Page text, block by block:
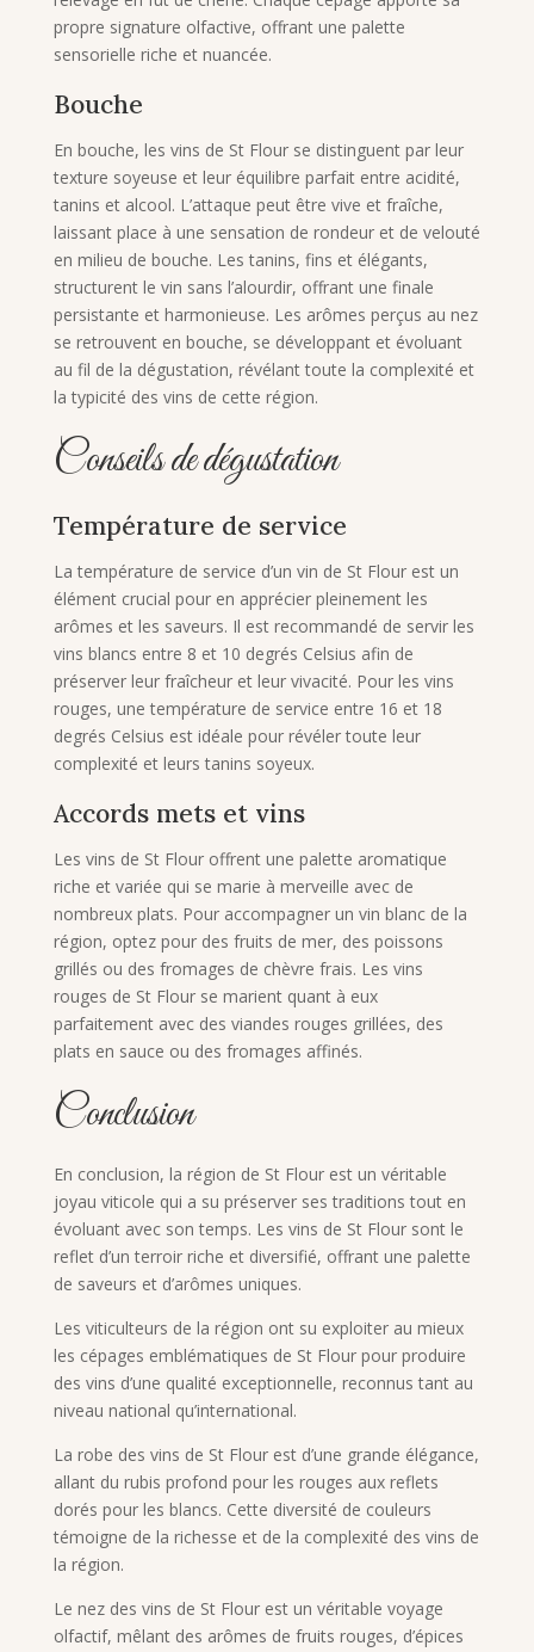
propre signature olfactive, offrant une palette
sensorielle riche et nuancée.
Bouche
En bouche, les vins de St Flour se distinguent par leur
texture soyeuse et leur équilibre parfait entre acidité,
tanins et alcool. L’attaque peut être vive et fraîche,
laissant place à une sensation de rondeur et de velouté
en milieu de bouche. Les tanins, fins et élégants,
structurent le vin sans l’alourdir, offrant une finale
persistante et harmonieuse. Les arômes perçus au nez
se retrouvent en bouche, se développant et évoluant
au fil de la dégustation, révélant toute la complexité et
la typicité des vins de cette région.
Conseils de dégustation
Température de service
La température de service d’un vin de St Flour est un
élément crucial pour en apprécier pleinement les
arômes et les saveurs. Il est recommandé de servir les
vins blancs entre 8 et 10 degrés Celsius afin de
préserver leur fraîcheur et leur vivacité. Pour les vins
rouges, une température de service entre 16 et 18
degrés Celsius est idéale pour révéler toute leur
complexité et leurs tanins soyeux.
Accords mets et vins
Les vins de St Flour offrent une palette aromatique
riche et variée qui se marie à merveille avec de
nombreux plats. Pour accompagner un vin blanc de la
région, optez pour des fruits de mer, des poissons
grillés ou des fromages de chèvre frais. Les vins
rouges de St Flour se marient quant à eux
parfaitement avec des viandes rouges grillées, des
plats en sauce ou des fromages affinés.
Conclusion
En conclusion, la région de St Flour est un véritable
joyau viticole qui a su préserver ses traditions tout en
évoluant avec son temps. Les vins de St Flour sont le
reflet d’un terroir riche et diversifié, offrant une palette
de saveurs et d’arômes uniques.
Les viticulteurs de la région ont su exploiter au mieux
les cépages emblématiques de St Flour pour produire
des vins d’une qualité exceptionnelle, reconnus tant au
niveau national qu’international.
La robe des vins de St Flour est d’une grande élégance,
allant du rubis profond pour les rouges aux reflets
dorés pour les blancs. Cette diversité de couleurs
témoigne de la richesse et de la complexité des vins de
la région.
Le nez des vins de St Flour est un véritable voyage
olfactif, mêlant des arômes de fruits rouges, d’épices